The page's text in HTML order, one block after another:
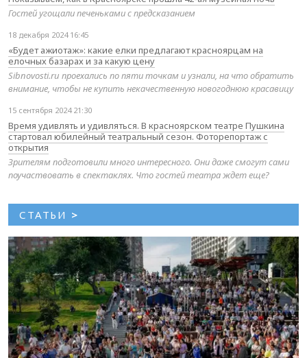
Гостей угощали печеньками с предсказанием
18 декабря 2024 16:45
«Будет ажиотаж»: какие елки предлагают красноярцам на
елочных базарах и за какую цену
Sibnovosti.ru проехались по пяти точкам и узнали, на что обратить
внимание, чтобы не купить некачественную новогоднюю красавицу
15 сентября 2024 21:30
Время удивлять и удивляться. В красноярском театре Пушкина
стартовал юбилейный театральный сезон. Фоторепортаж с
открытия
Зрителям подготовили много интересного. Они даже смогут сами
поучаствовать в спектаклях. Что гостей театра ждет еще?
СТАТЬИ >